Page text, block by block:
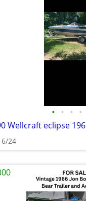
• • • •
Wellcraft eclipse 196
6/24